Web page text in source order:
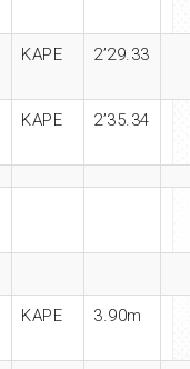
KAPE 2’29.33
KAPE 2’35.34
KAPE 3.90m